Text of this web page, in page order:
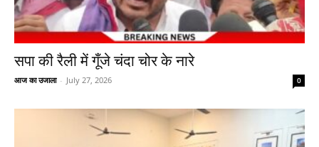
सपा की रैली में गूँजे चंदा चोर के नारे
आज का उजाला - July 27, 2026 0